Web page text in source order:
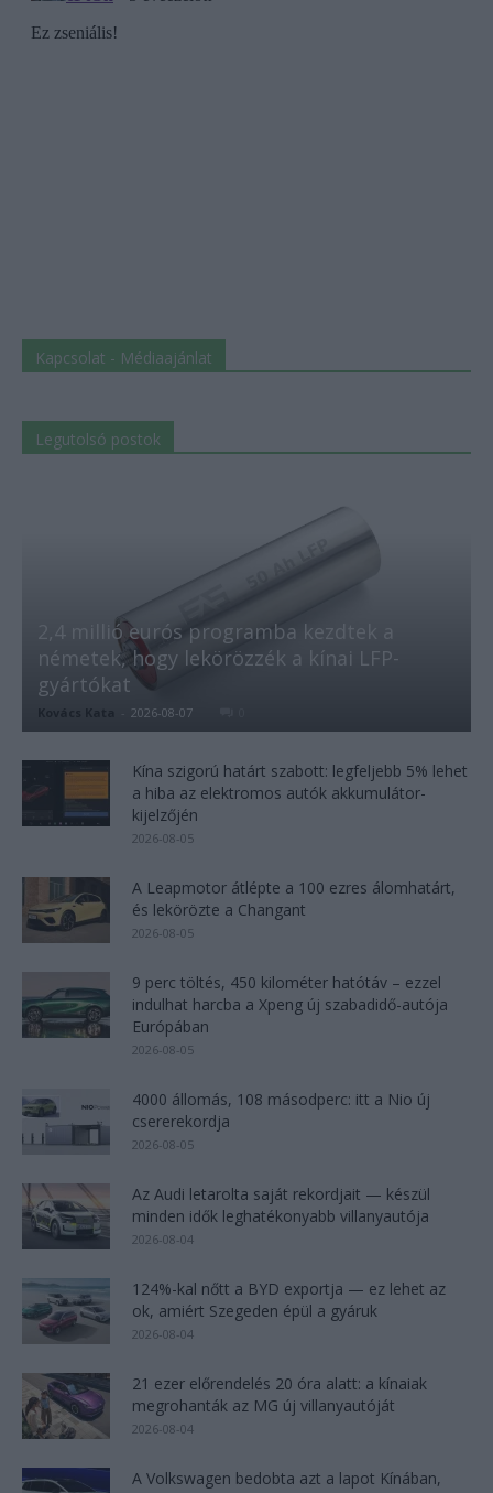
Kapcsolat - Médiaajánlat
Legutolsó postok
2,4 millió eurós programba kezdtek a
németek, hogy lekörözzék a kínai LFP-
gyártókat
2026-08-07
Kína szigorú határt szabott: legfeljebb 5% lehet
a hiba az elektromos autók akkumulátor-
kijelzőjén
2026-08-05
A Leapmotor átlépte a 100 ezres álomhatárt,
és lekörözte a Changant
2026-08-05
9 perc töltés, 450 kilométer hatótáv – ezzel
indulhat harcba a Xpeng új szabadidő-autója
Európában
2026-08-05
4000 állomás, 108 másodperc: itt a Nio új
csererekordja
2026-08-05
Az Audi letarolta saját rekordjait — készül
minden idők leghatékonyabb villanyautója
2026-08-04
124%-kal nőtt a BYD exportja — ez lehet az
ok, amiért Szegeden épül a gyáruk
2026-08-04
21 ezer előrendelés 20 óra alatt: a kínaiak
megrohanták az MG új villanyautóját
2026-08-04
A Volkswagen bedobta azt a lapot Kínában,